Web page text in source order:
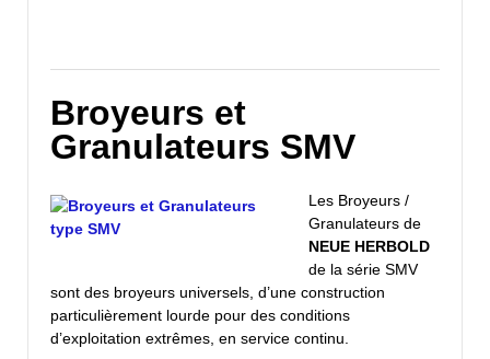
Broyeurs et
Granulateurs SMV
Les Broyeurs /
Granulateurs de
NEUE HERBOLD
de la série SMV
sont des broyeurs universels, d’une construction
particulièrement lourde pour des conditions
d’exploitation extrêmes, en service continu.